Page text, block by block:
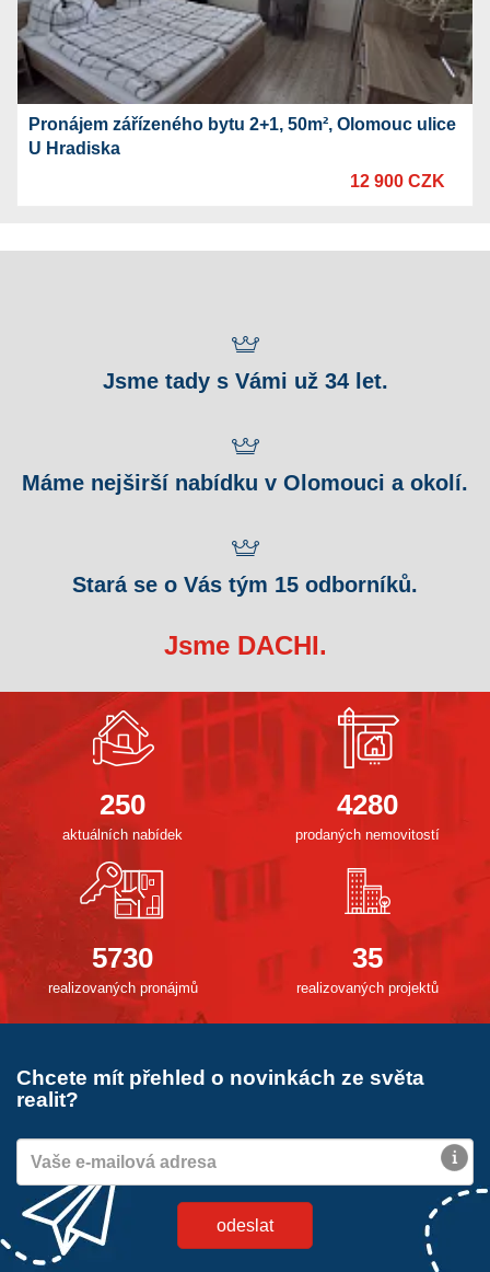
Pronájem zářízeného bytu 2+1, 50m², Olomouc ulice
U Hradiska
12 900 CZK
Jsme tady s Vámi už 34 let.
Máme nejširší nabídku v Olomouci a okolí.
Stará se o Vás tým 15 odborníků.
Jsme DACHI.
250
aktuálních nabídek
4280
prodaných nemovitostí
5730
realizovaných pronájmů
35
realizovaných projektů
Chcete mít přehled o novinkách ze světa
realit?